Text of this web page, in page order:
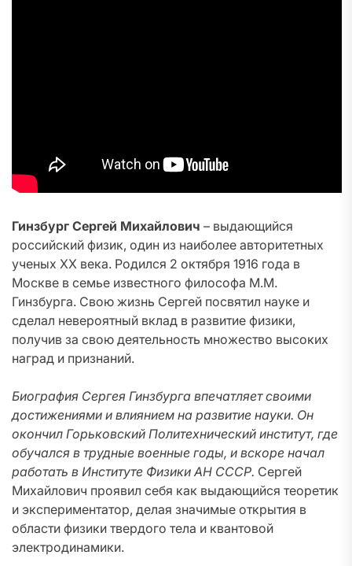
Гинзбург Сергей Михайлович – выдающийся
российский физик, один из наиболее авторитетных
ученых XX века. Родился 2 октября 1916 года в
Москве в семье известного философа М.М.
Гинзбурга. Свою жизнь Сергей посвятил науке и
сделал невероятный вклад в развитие физики,
получив за свою деятельность множество высоких
наград и признаний.
Биография Сергея Гинзбурга впечатляет своими
достижениями и влиянием на развитие науки. Он
окончил Горьковский Политехнический институт, где
обучался в трудные военные годы, и вскоре начал
работать в Институте Физики АН СССР. Сергей
Михайлович проявил себя как выдающийся теоретик
и экспериментатор, делая значимые открытия в
области физики твердого тела и квантовой
электродинамики.